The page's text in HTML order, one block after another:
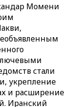
Момени
стали
укрепление
и расширение
Иранский